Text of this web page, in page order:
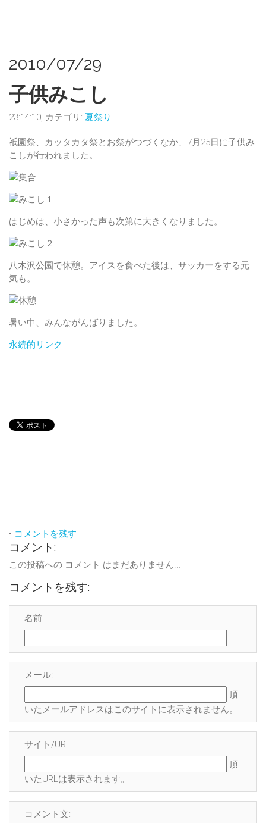
2010/07/29
子供みこし
23:14:10, カテゴリ: 夏祭り
祇園祭、カッタカタ祭とお祭がつづくなか、7月25日に子供み
こしが行われました。
はじめは、小さかった声も次第に大きくなりました。
八木沢公園で休憩。アイスを食べた後は、サッカーをする元
気も。
暑い中、みんながんばりました。
永続的リンク
• コメントを残す
コメント:
この投稿への コメント はまだありません...
コメントを残す:
名前:
メール:
頂
いたメールアドレスはこのサイトに表示されません。
サイト/URL:
頂
いたURLは表示されます。
コメント文: